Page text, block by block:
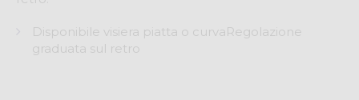
Disponibile visiera piatta o curvaRegolazione
graduata sul retro